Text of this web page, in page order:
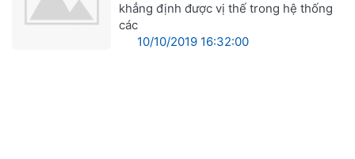
khẳng định được vị thế trong hệ thống
các
10/10/2019 16:32:00